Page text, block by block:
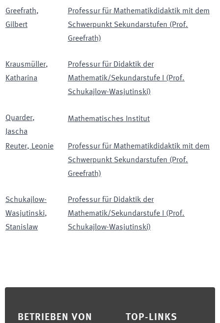
Greefrath,
Gilbert
Professur für Mathematikdidaktik mit dem
Schwerpunkt Sekundarstufen (Prof.
Greefrath)
Krausmüller,
Katharina
Professur für Didaktik der
Mathematik/Sekundarstufe I (Prof.
Schukajlow-Wasjutinski)
Quarder,
Jascha
Mathematisches Institut
Reuter, Leonie
Professur für Mathematikdidaktik mit dem
Schwerpunkt Sekundarstufen (Prof.
Greefrath)
Schukajlow-
Wasjutinski,
Stanislaw
Professur für Didaktik der
Mathematik/Sekundarstufe I (Prof.
Schukajlow-Wasjutinski)
BETRIEBEN VON TOP-LINKS